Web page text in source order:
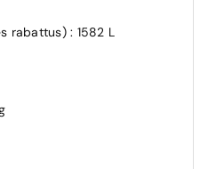
de sécurité
rabattus) : 1582 L